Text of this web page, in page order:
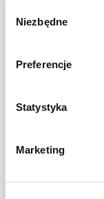
zgody
Niezbędne
Preferencje
Statystyka
Marketing
CIASTA I TORTY